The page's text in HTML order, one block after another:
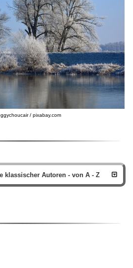
/ pixabay.com
klassischer Autoren - von A - Z